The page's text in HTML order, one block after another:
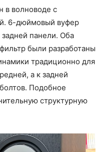
в волноводе с
6-дюймовый вуфер
панели. Оба
были разработаны
традиционно для
а к задней
Подобное
структурную